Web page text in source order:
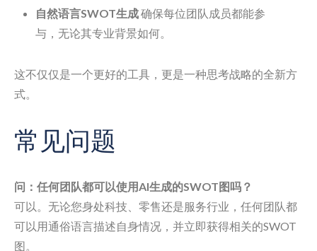
自然语言SWOT生成确保每位团队成员都能参
与，无论其专业背景如何。
这不仅仅是一个更好的工具，更是一种思考战略的全新方
式。
常见问题
问：任何团队都可以使用AI生成的SWOT图吗？
可以。无论您身处科技、零售还是服务行业，任何团队都
可以用通俗语言描述自身情况，并立即获得相关的SWOT
图。